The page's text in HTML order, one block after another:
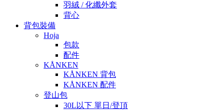
羽絨 / 化纖外套
背心
背包裝備
Hoja
包款
配件
KÅNKEN
KÅNKEN 背包
KÅNKEN 配件
登山包
30L以下 單日/登頂